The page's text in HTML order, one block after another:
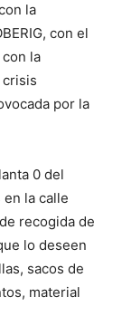
la
con el
la
crisis
por la
0 del
la calle
recogida de
lo deseen
sacos de
material